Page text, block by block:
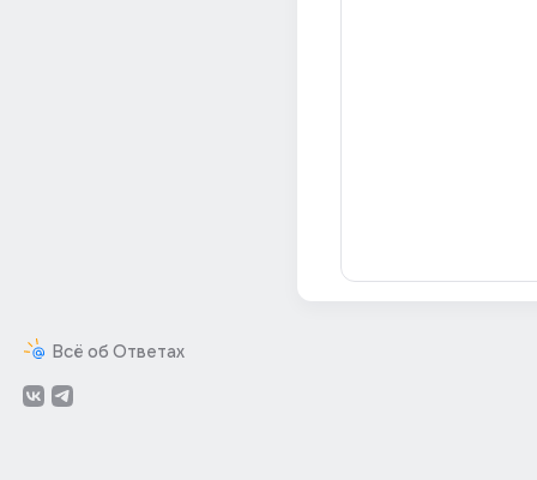
Всё об Ответах